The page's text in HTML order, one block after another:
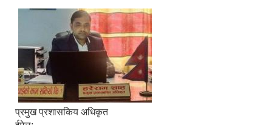
प्रमुख प्रशासकिय अधिकृत